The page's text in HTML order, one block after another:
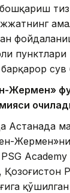
Жермен»
Астанада
Academy